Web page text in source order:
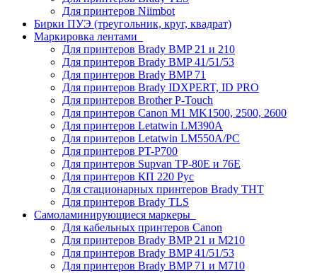
Для принтеров Niimbot
Бирки ПУЭ (треугольник, круг, квадрат)
Маркировка лентами
Для принтеров Brady BMP 21 и 210
Для принтеров Brady BMP 41/51/53
Для принтеров Brady BMP 71
Для принтеров Brady IDXPERT, ID PRO
Для принтеров Brother P-Touch
Для принтеров Canon M1 MK1500, 2500, 2600
Для принтеров Letatwin LM390A
Для принтеров Letatwin LM550A/PC
Для принтеров PT-P700
Для принтеров Supvan TP-80E и 76E
Для принтеров КП 220 Рус
Для стационарных принтеров Brady THT
Для принтеров Brady TLS
Самоламинирующиеся маркеры
Для кабельных принтеров Canon
Для принтеров Brady BMP 21 и M210
Для принтеров Brady BMP 41/51/53
Для принтеров Brady BMP 71 и M710